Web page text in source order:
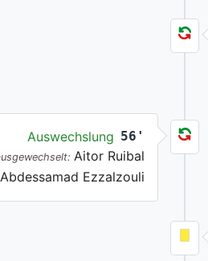
Auswechslung 56'
Aitor Ruibal
Abdessamad Ezzalzouli